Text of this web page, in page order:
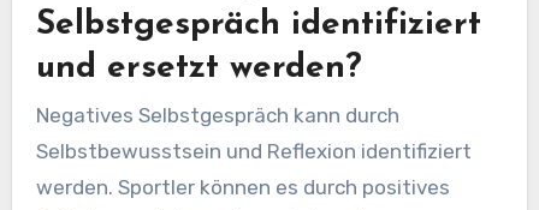
Selbstgespräch identifiziert
und ersetzt werden?
Negatives Selbstgespräch kann durch
Selbstbewusstsein und Reflexion identifiziert
werden. Sportler können es durch positives